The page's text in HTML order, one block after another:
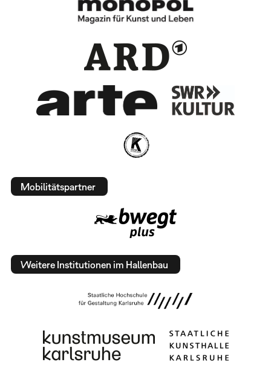
Mobilitätspartner
Weitere Institutionen im Hallenbau